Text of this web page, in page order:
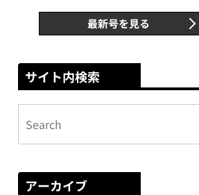
最新号を見る
サイト内検索
アーカイブ